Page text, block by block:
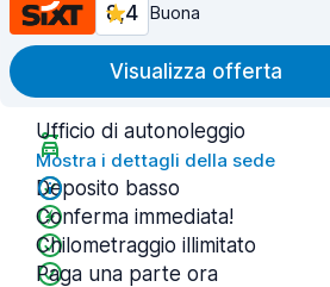
8,4 Buona
Visualizza offerta
Ufficio di autonoleggio
Mostra i dettagli della sede
Deposito basso
Conferma immediata!
Chilometraggio illimitato
Paga una parte ora